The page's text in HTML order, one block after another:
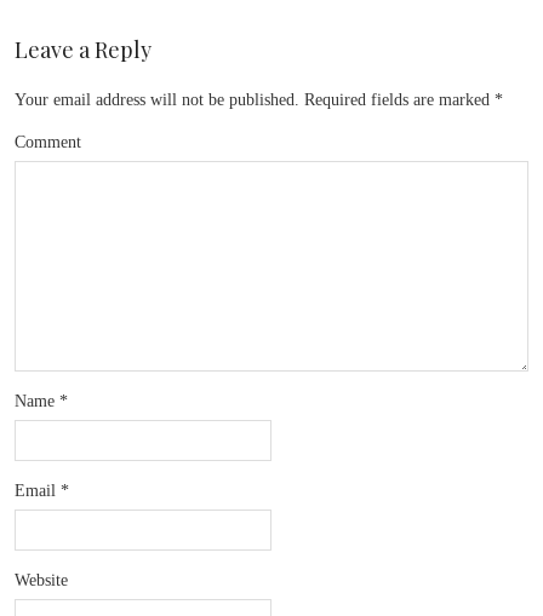
Leave a Reply
Your email address will not be published. Required fields are marked *
Comment
Name *
Email *
Website